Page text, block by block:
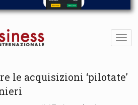
le acquisizioni ‘pilotate’